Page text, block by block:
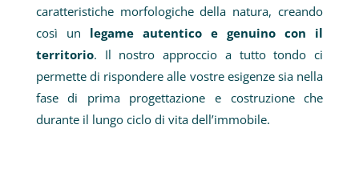
caratteristiche morfologiche della natura, creando
così un legame autentico e genuino con il
territorio. Il nostro approccio a tutto tondo ci
permette di rispondere alle vostre esigenze sia nella
fase di prima progettazione e costruzione che
durante il lungo ciclo di vita dell’immobile.